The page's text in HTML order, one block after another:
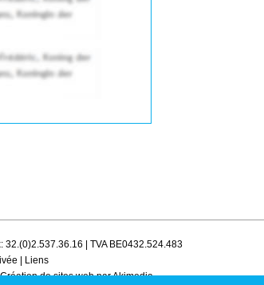
32.(0)2.537.36.16 | TVA BE0432.524.483
Liens
Création de sites web par Akimedia